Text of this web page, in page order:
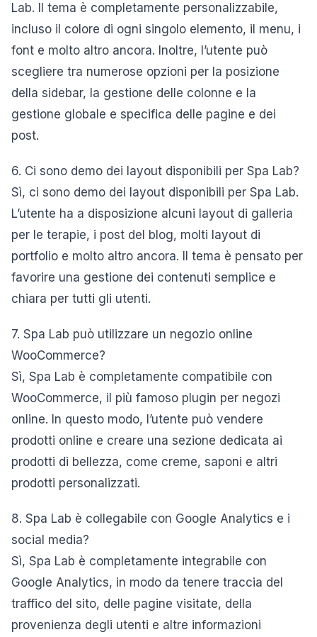
Lab. Il tema è completamente personalizzabile,
incluso il colore di ogni singolo elemento, il menu, i
font e molto altro ancora. Inoltre, l’utente può
scegliere tra numerose opzioni per la posizione
della sidebar, la gestione delle colonne e la
gestione globale e specifica delle pagine e dei
post.
6. Ci sono demo dei layout disponibili per Spa Lab?
Sì, ci sono demo dei layout disponibili per Spa Lab.
L’utente ha a disposizione alcuni layout di galleria
per le terapie, i post del blog, molti layout di
portfolio e molto altro ancora. Il tema è pensato per
favorire una gestione dei contenuti semplice e
chiara per tutti gli utenti.
7. Spa Lab può utilizzare un negozio online
WooCommerce?
Sì, Spa Lab è completamente compatibile con
WooCommerce, il più famoso plugin per negozi
online. In questo modo, l’utente può vendere
prodotti online e creare una sezione dedicata ai
prodotti di bellezza, come creme, saponi e altri
prodotti personalizzati.
8. Spa Lab è collegabile con Google Analytics e i
social media?
Sì, Spa Lab è completamente integrabile con
Google Analytics, in modo da tenere traccia del
traffico del sito, delle pagine visitate, della
provenienza degli utenti e altre informazioni